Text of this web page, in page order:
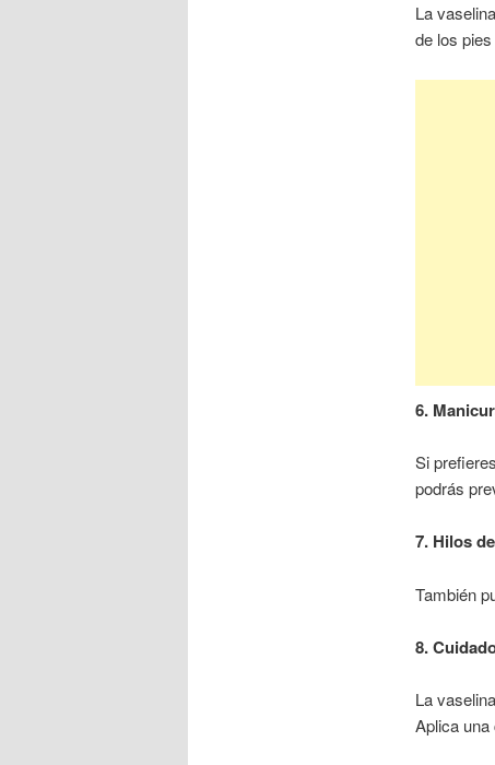
La
de los
6.
Si
podrás
7. Hilos
También
8.
La
Aplica una